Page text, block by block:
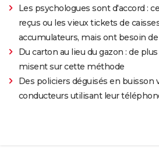
Les psychologues sont d'accord :
reçus ou les vieux tickets de
accumulateurs, mais ont besoin
Du carton au lieu du gazon : de
misent sur cette méthode
Des policiers déguisés en buisson
conducteurs utilisant leur